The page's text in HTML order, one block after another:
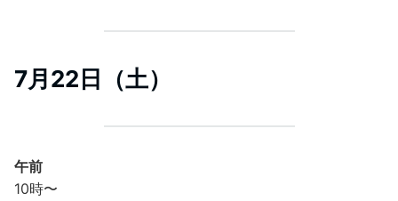
7月22日（土）
午前
10時〜